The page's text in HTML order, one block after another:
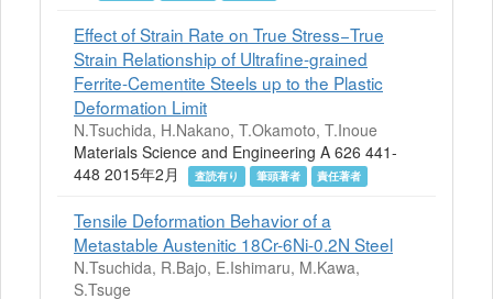
Effect of Strain Rate on True Stress−True
Strain Relationship of Ultrafine-grained
Ferrite-Cementite Steels up to the Plastic
Deformation Limit
N.Tsuchida, H.Nakano, T.Okamoto, T.Inoue
Materials Science and Engineering A 626 441-
448 2015年2月
査読有り 筆頭著者 責任著者
Tensile Deformation Behavior of a
Metastable Austenitic 18Cr-6Ni-0.2N Steel
N.Tsuchida, R.Bajo, E.Ishimaru, M.Kawa,
S.Tsuge